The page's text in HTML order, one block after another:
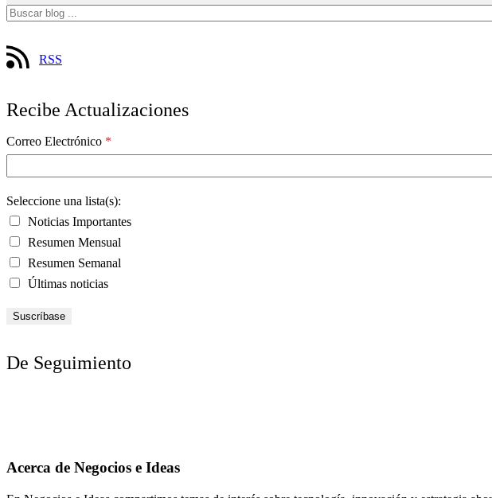
RSS
Recibe Actualizaciones
Correo Electrónico *
Seleccione una lista(s):
Noticias Importantes
Resumen Mensual
Resumen Semanal
Últimas noticias
De Seguimiento
Acerca de Negocios e Ideas